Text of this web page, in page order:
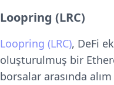
Loopring (LRC)
Loopring (LRC), DeFi
oluşturulmuş bir
borsalar arasında